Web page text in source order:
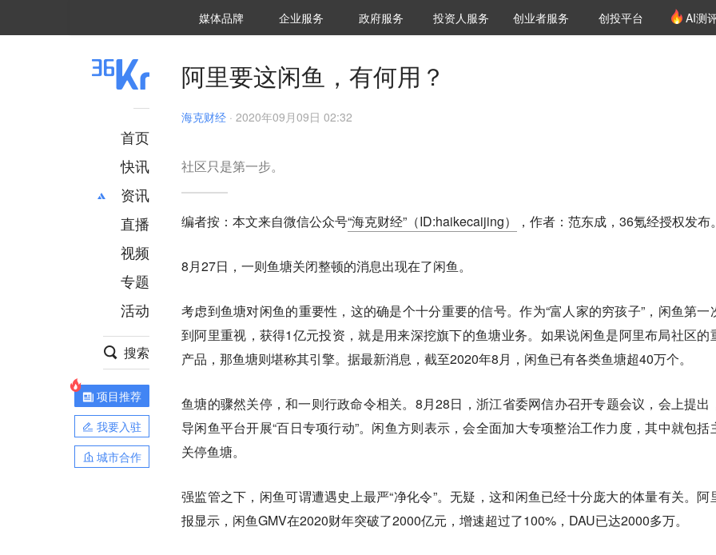
媒体品牌 36Kr研究院
企业服务 城市之窗
政府服务 VClub投资机构库
投资机构职位推介
投资人服务 创投氪堂
创业者服务 创投平台 AI测
首页
快讯
资讯
推荐
财经
项目推荐
安徽
直播
视频
专题
活动
搜索
项目推荐
我要入驻
城市合作
阿里要这闲鱼，有何用？
海克财经 · 2020年09月09日 02:32
社区只是第一步。
编者按：本文来自微信公众号“海克财经”（ID:haikecaijing） ，作者：范东成，36氪经授权发布。
8月27日，一则鱼塘关闭整顿的消息出现在了闲鱼。
考虑到鱼塘对闲鱼的重要性，这的确是个十分重要的信号。作为“富人家的穷孩子”，闲鱼第一
到阿里重视，获得1亿元投资，就是用来深挖旗下的鱼塘业务。如果说闲鱼是阿里布局社区的
产品，那鱼塘则堪称其引擎。据最新消息，截至2020年8月，闲鱼已有各类鱼塘超40万个。
鱼塘的骤然关停，和一则行政命令相关。8月28日，浙江省委网信办召开专题会议，会上提出
导闲鱼平台开展“百日专项行动”。闲鱼方则表示，会全面加大专项整治工作力度，其中就包括
关停鱼塘。
强监管之下，闲鱼可谓遭遇史上最严“净化令”。无疑，这和闲鱼已经十分庞大的体量有关。阿
报显示，闲鱼GMV在2020财年突破了2000亿元，增速超过了100%，DAU已达2000多万。